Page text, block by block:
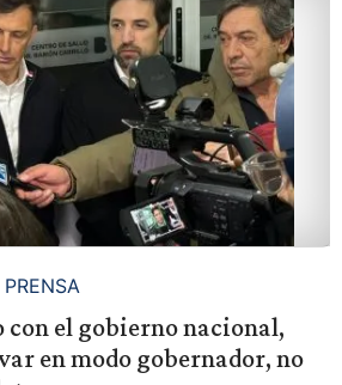
el gobierno nacional,
en modo gobernador, no